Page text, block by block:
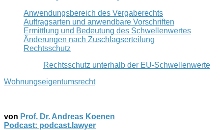
Anwendungsbereich des Vergaberechts
Auftragsarten und anwendbare Vorschriften
Ermittlung und Bedeutung des Schwellenwertes
Änderungen nach Zuschlagserteilung
Rechtsschutz
Rechtsschutz unterhalb der EU-Schwellenwerte
Wohnungseigentumsrecht
von Prof. Dr. Andreas Koenen
Podcast: podcast.lawyer